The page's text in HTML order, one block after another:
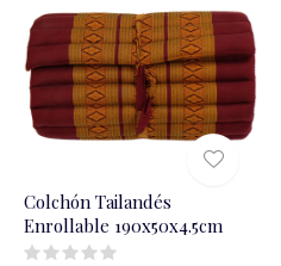
Colchón Tailandés
Enrollable 190x50x4.5cm